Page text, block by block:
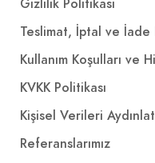
Gizlilik Politikası
Teslimat, İptal ve İade
Kullanım Koşulları ve
KVKK Politikası
Kişisel Verileri
Referanslarımız